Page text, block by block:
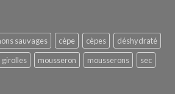
sauvages cèpe cèpes
déshydraté
girolles mousseron mousserons
sec